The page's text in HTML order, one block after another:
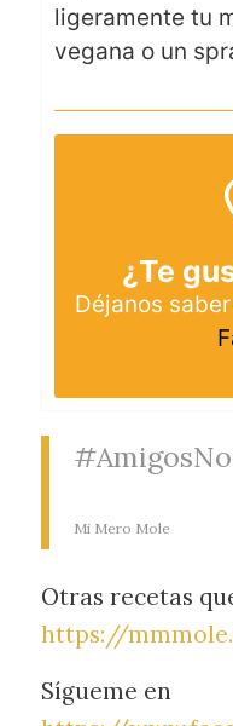
ligeramente tu
vegana o un
¿Te
Déjanos
Mi Mero Mole
Otras recetas
https://
Sígueme en